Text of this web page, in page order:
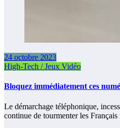
24 octobre 2023
High-Tech / Jeux Vidéo
Bloquez immédiatement ces
Le démarchage téléphonique,
continue de tourmenter les